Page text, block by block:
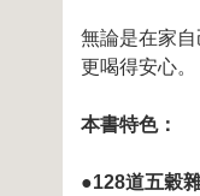
無論是在家
更喝得安心。
本書特色：
●128道五穀